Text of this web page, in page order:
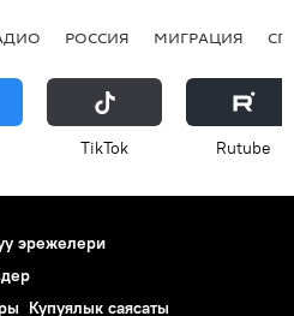
РОССИЯ МИГРАЦИЯ
ТikТоk Rutube
эрежелери
Купуялык саясаты